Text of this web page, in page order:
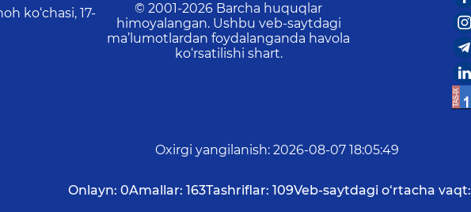
ko‘chasi, 17-
© 2001-2026 Barcha huquqlar
himoyalangan. Ushbu veb-saytdagi
ma’lumotlardan foydalanganda havola
ko‘rsatilishi shart.
Oxirgi yangilanish: 2026-08-07 18:05:49
Onlayn: 0Amallar: 163Tashriflar: 109Veb-saytdagi o‘rtacha vaqt: